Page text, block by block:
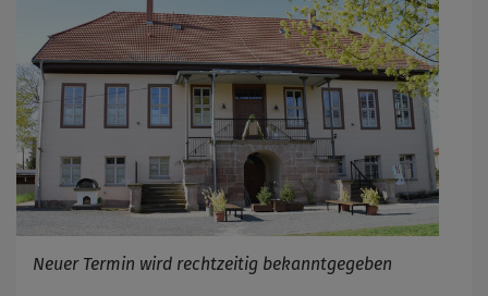
Neuer Termin wird rechtzeitig bekanntgegeben